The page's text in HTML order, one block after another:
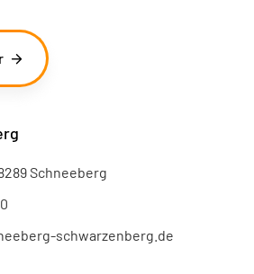
Schneeberg
schwarzenberg.de